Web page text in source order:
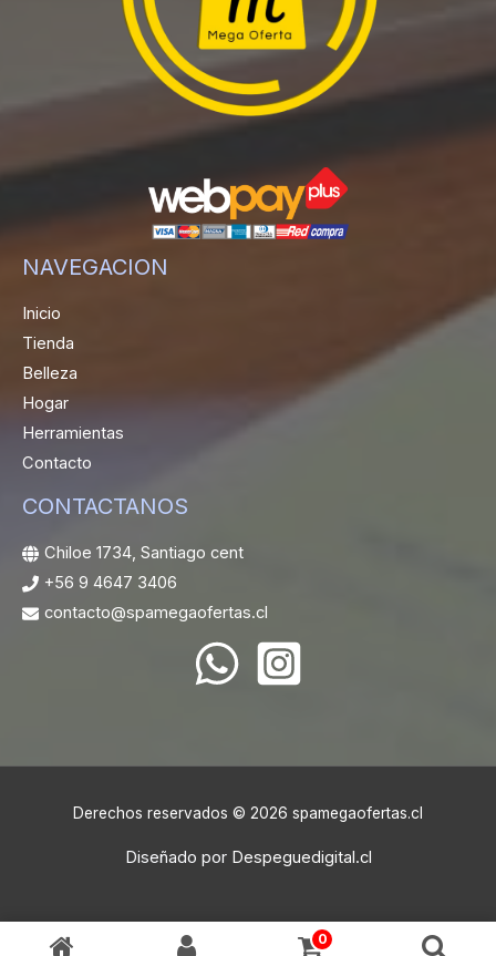
NAVEGACION
Inicio
Tienda
Belleza
Hogar
Herramientas
Contacto
CONTACTANOS
Chiloe 1734, Santiago cent
+56 9 4647 3406
contacto@spamegaofertas.cl
Derechos reservados © 2026 spamegaofertas.cl
Diseñado por Despeguedigital.cl
0